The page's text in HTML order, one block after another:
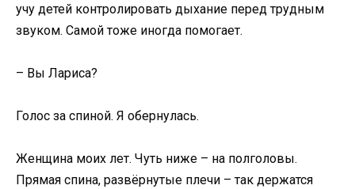
учу детей контролировать дыхание перед трудным
звуком. Самой тоже иногда помогает.
– Вы Лариса?
Голос за спиной. Я обернулась.
Женщина моих лет. Чуть ниже – на полголовы.
Прямая спина, развёрнутые плечи – так держатся